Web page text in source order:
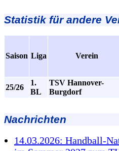
Statistik für andere
Saison Liga Verein
25/26
1.
BL
TSV Hannover-
Burgdorf
Nachrichten
14.03.2026: Handball-